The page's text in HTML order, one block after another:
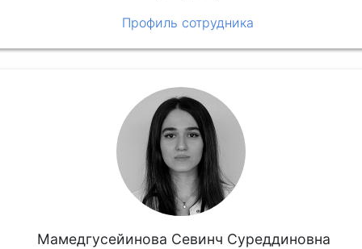
Профиль сотрудника
Мамедгусейинова Севинч Суреддиновна